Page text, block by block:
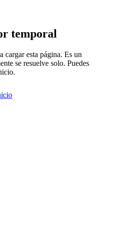
temporal
cargar esta página. Es un
se resuelve solo. Puedes